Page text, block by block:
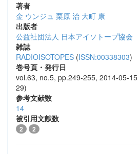
著者
金 ウンジュ 栗原 治 大町 康
出版者
公益社団法人 日本アイソトープ協会
雑誌
RADIOISOTOPES (ISSN:00338303)
巻号頁・発行日
vol.63, no.5, pp.249-255, 2014-05-
29)
参考文献数
14
被引用文献数
2 2